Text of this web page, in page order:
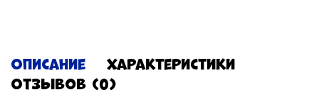
Описание
Характеристики
Отзывов (0)